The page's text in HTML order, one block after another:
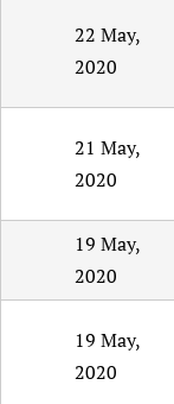
22 May,
2020
21 May,
2020
19 May,
2020
19 May,
2020